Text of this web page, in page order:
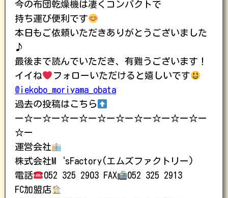
今の布団乾燥機は凄くコンパクトで
持ち運び便利です
本日もご依頼いただきありがとうございました
♪
最後まで読んでいただき、有難うございます！
イイね
フォローいただけると嬉しいです
@iekobo_moriyama_obata
過去の投稿はこちら
ー☆ー☆ー☆ー☆ー☆ー☆ー☆ー☆ー☆ー☆ー
☆ー
運営会社
株式会社M‘sFactory(エムズファクトリー)
電話
052 325 2903 FAX
052 325 2913
FC加盟店